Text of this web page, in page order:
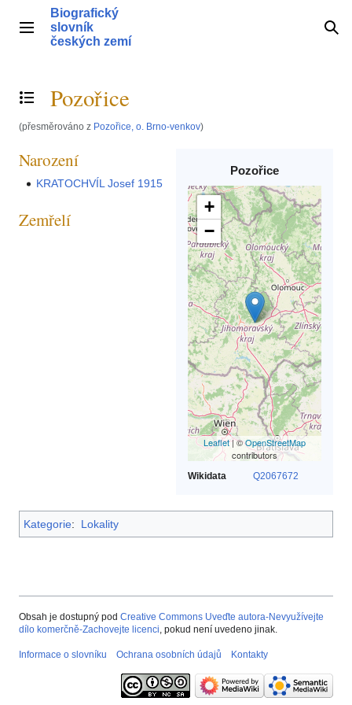
obsahHlavní menu
Biografický
slovník
českých zemí
Přepnout obsah
Pozořice
(přesměrováno z Pozořice, o. Brno-venkov)
Pozořice
+
−
Leaflet| ©OpenStreetMap
contributors
Wikidata Q2067672
Narození
KRATOCHVÍL Josef 1915
Zemřelí
Kategorie: Lokality
Obsah je dostupný pod Creative Commons Uveďte autora-Nevyužívejte
dílo komerčně-Zachovejte licenci, pokud není uvedeno jinak.
Informace o slovníku Ochrana osobních údajů Kontakty